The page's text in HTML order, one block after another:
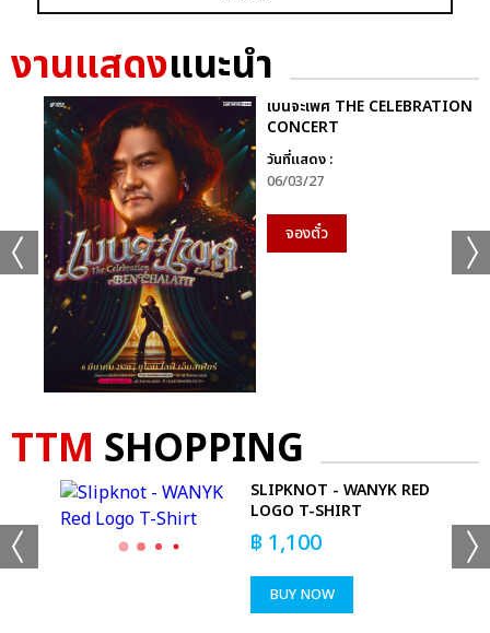
งานแสดงแนะนำ
เบนจะเพศ THE CELEBRATION
CONCERT
วันที่แสดง :
06/03/27
จองตั๋ว
TTM SHOPPING
SLIPKNOT - WANYK RED
LOGO T-SHIRT
฿ 1,100
BUY NOW